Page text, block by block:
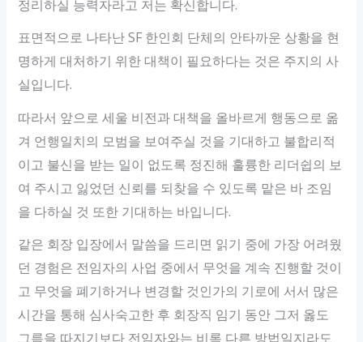
정리하실 능력자라고 저는 확신합니다.
표면적으로 나타난 SF 한인회 단체의 안타까운 상황을 현
명하게 대처하기 위한 대책이 필요하다는 것은 주지의 사
실입니다.
따라서 앞으로 세울 비전과 대책을 올바르게 행동으로 옮
겨 언행일치의 모범을 보여주실 것을 기대하고 불합리적
이고 불신을 받는 일이 없도록 정진해 훌륭한 리더쉽의 보
여 주시고 잃었던 신뢰를 되찾을 수 있도록 맡은 바 조임
을 다하실 것 또한 기대하는 바입니다.
같은 회장 입장에서 말씀을 드리면 읽기 중에 가장 어려웠
던 경험은 전임자의 사업 중에서 무엇을 계속 진행할 것이
고 무엇을 폐기하거나 변경할 것인가의 기로에 서서 많은
시간을 통해 심사숙고한 후 회장직 임기 동안 그저 옳도
그름을 따지기보다 전임자와는 비록 다른 방법일지라도